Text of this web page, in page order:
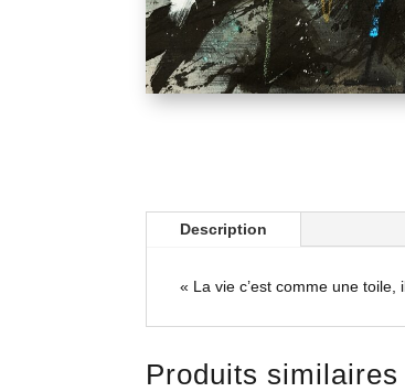
Description
« La vie c’est comme une
Produits similaires